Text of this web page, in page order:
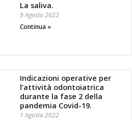
La saliva.
9 Agosto 2022
Continua »
Indicazioni operative per
l’attività odontoiatrica
durante la fase 2 della
pandemia Covid-19.
1 Agosto 2022